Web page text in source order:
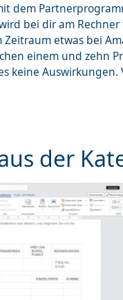
dem
bei dir am
etwas bei
einem und zehn
keine
der